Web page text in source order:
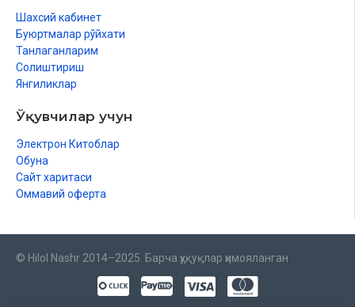
Шахсий кабинет
Буюртмалар рўйхати
Танлаганларим
Солиштириш
Янгиликлар
Ўқувчилар учун
Электрон Китоблар
Обуна
Сайт харитаси
Оммавий оферта
© Hilol Nashr 2014–2025. Барча ҳуқуқлар ҳимояланган